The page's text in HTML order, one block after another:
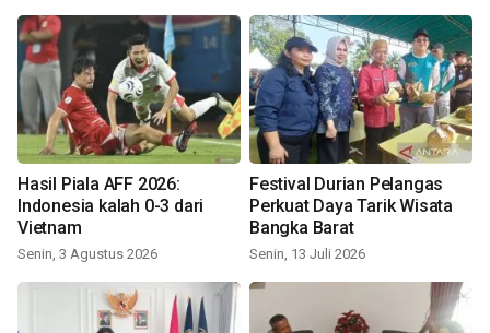
Hasil Piala AFF 2026:
Indonesia kalah 0-3 dari
Vietnam
Senin, 3 Agustus 2026
Festival Durian Pelangas
Perkuat Daya Tarik Wisata
Bangka Barat
Senin, 13 Juli 2026